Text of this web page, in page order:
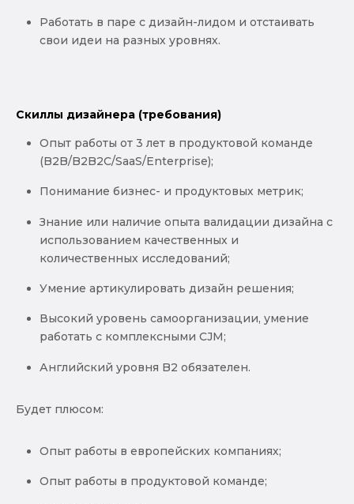
Работать в паре с дизайн-лидом и отстаивать
свои идеи на разных уровнях.
Скиллы дизайнера (требования)
Опыт работы от 3 лет в продуктовой команде
(B2B/B2B2C/SaaS/Enterprise);
Понимание бизнес- и продуктовых метрик;
Знание или наличие опыта валидации дизайна с
использованием качественных и
количественных исследований;
Умение артикулировать дизайн решения;
Высокий уровень самоорганизации, умение
работать с комплексными CJM;
Английский уровня B2 обязателен.
Будет плюсом:
Опыт работы в европейских компаниях;
Опыт работы в продуктовой команде;